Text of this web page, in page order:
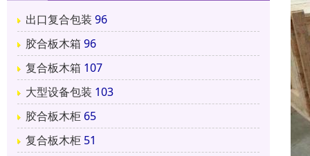
出口复合包装 96
胶合板木箱 96
复合板木箱 107
大型设备包装 103
胶合板木柜 65
复合板木柜 51